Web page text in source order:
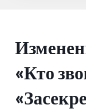
«Кто